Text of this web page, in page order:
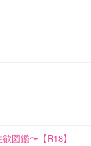
図鑑〜【R18】